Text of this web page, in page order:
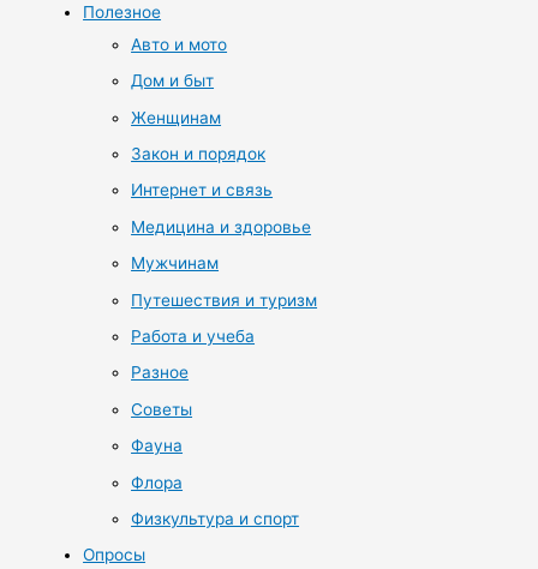
Полезное
Авто и мото
Дом и быт
Женщинам
Закон и порядок
Интернет и связь
Медицина и здоровье
Мужчинам
Путешествия и туризм
Работа и учеба
Разное
Советы
Фауна
Флора
Физкультура и спорт
Опросы